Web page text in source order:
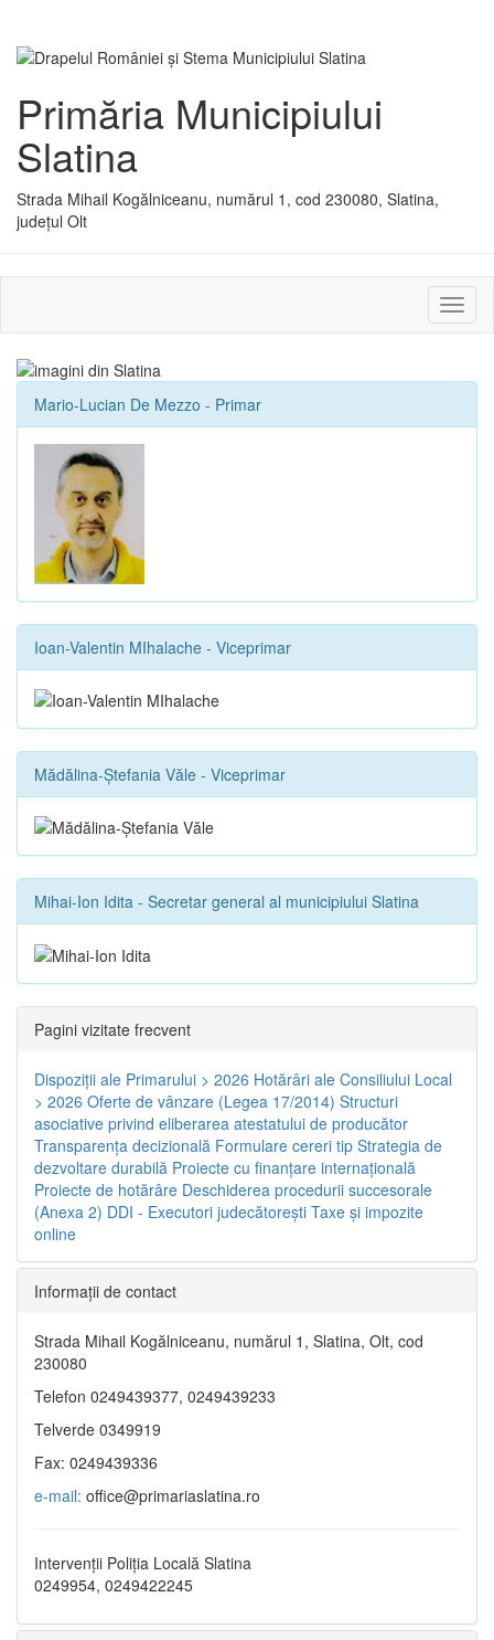
Primăria Municipiului
Slatina
Strada Mihail Kogălniceanu, numărul 1, cod 230080, Slatina,
județul Olt
sau
Mario-Lucian De Mezzo - Primar
Ioan-Valentin MIhalache - Viceprimar
Mădălina-Ștefania Văle - Viceprimar
Mihai-Ion Idita - Secretar general al municipiului Slatina
Pagini vizitate frecvent
Dispoziţii ale Primarului > 2026 Hotărâri ale Consiliului Local
> 2026 Oferte de vânzare (Legea 17/2014) Structuri
asociative privind eliberarea atestatului de producător
Transparenţa decizională Formulare cereri tip Strategia de
dezvoltare durabilă Proiecte cu finanţare internaţională
Proiecte de hotărâre Deschiderea procedurii succesorale
(Anexa 2) DDI - Executori judecătorești Taxe şi impozite
online
Informaţii de contact
Strada Mihail Kogălniceanu, numărul 1, Slatina, Olt, cod
230080
Telefon 0249439377, 0249439233
Telverde 0349919
Fax: 0249439336
e-mail: office@primariaslatina.ro
Intervenții Poliția Locală Slatina
0249954, 0249422245